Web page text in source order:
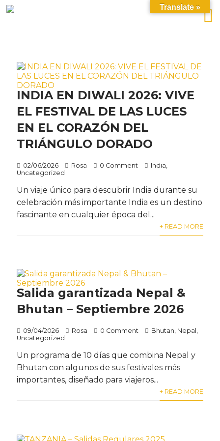
INDIA EN DIWALI 2026: VIVE
EL FESTIVAL DE LAS LUCES
EN EL CORAZÓN DEL
TRIÁNGULO DORADO
02/06/2026 Rosa 0 Comment India
Uncategorized
Un viaje único para descubrir India durante su
celebración más importante India es un destino
fascinante en cualquier época del...
+ READ MORE
Salida garantizada Nepal &
Bhutan – Septiembre 2026
09/04/2026 Rosa 0 Comment Bhutan Nepal
Uncategorized
Un programa de 10 días que combina Nepal y
Bhutan con algunos de sus festivales más
importantes, diseñado para viajeros...
+ READ MORE
Translate »